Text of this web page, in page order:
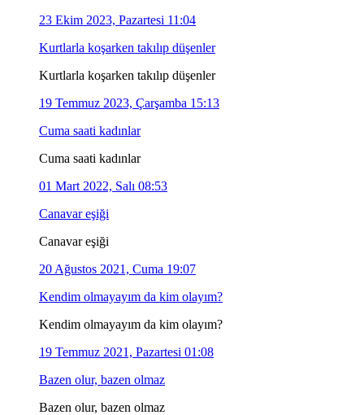
23 Ekim 2023, Pazartesi 11:04
Kurtlarla koşarken takılıp düşenler
Kurtlarla koşarken takılıp düşenler
19 Temmuz 2023, Çarşamba 15:13
Cuma saati kadınlar
Cuma saati kadınlar
01 Mart 2022, Salı 08:53
Canavar eşiği
Canavar eşiği
20 Ağustos 2021, Cuma 19:07
Kendim olmayayım da kim olayım?
Kendim olmayayım da kim olayım?
19 Temmuz 2021, Pazartesi 01:08
Bazen olur, bazen olmaz
Bazen olur, bazen olmaz